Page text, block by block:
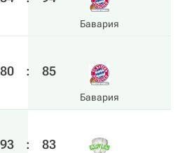
Бавария
80 : 85
Бавария
93 : 83